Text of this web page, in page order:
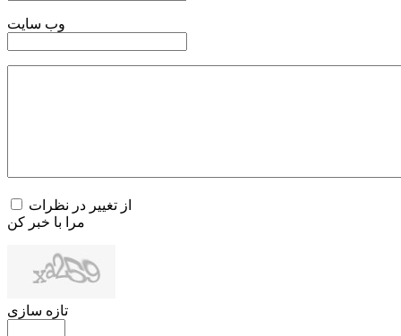
وب سایت
از تغییر در نظرات
مرا با خبر کن
تازه سازی